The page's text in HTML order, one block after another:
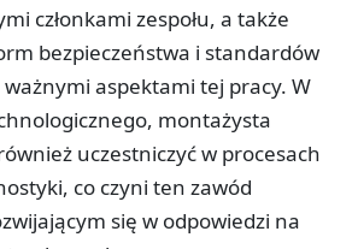
członkami zespołu, a także
bezpieczeństwa i standardów
aspektami tej pracy. W
montażysta
uczestniczyć w procesach
co czyni ten zawód
się w odpowiedzi na